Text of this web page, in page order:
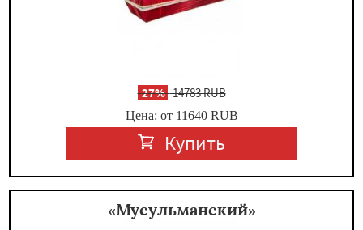
-27%14783 RUB
Цена: от 11640 RUB
Купить
«Мусульманский»